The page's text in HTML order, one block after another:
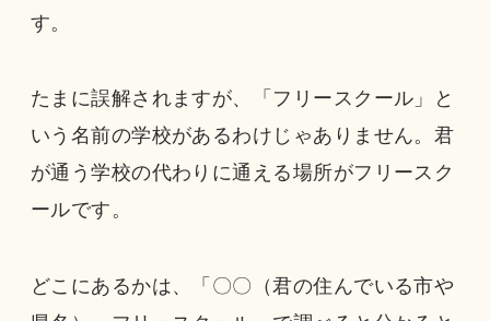
す。
たまに誤解されますが、「フリースクール」と
いう名前の学校があるわけじゃありません。君
が通う学校の代わりに通える場所がフリースク
ールです。
どこにあるかは、「〇〇（君の住んでいる市や